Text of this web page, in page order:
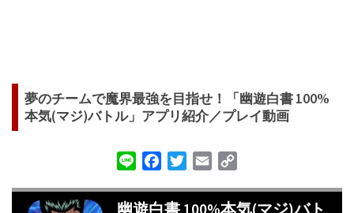
夢のチームで魔界最強を目指せ！「幽遊白書 100%
本気(マジ)バトル」アプリ紹介／プレイ動画
Line FacebookTwitterEmail
幽遊白書 100%本気(マジ)バト